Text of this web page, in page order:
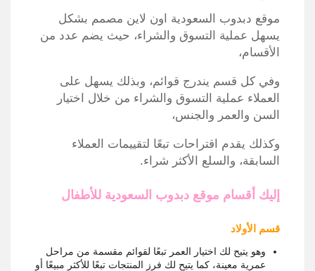
موقع دبدوب السعودية اون لاين مصمم بشكل
يسهل عملية التسوق والشراء، حيث يضم عدد من
الأقسام،
وفي كل قسم يندرج قوائم، وبذلك يسهل على
العملاء عملية التسوق والشراء من خلال اختيار
السن والعمر والجنس،
وكذلك يقدم اقتراحات تبعًا لتقييمات العملاء
السابقة، والسلع الأكثر شراء.
إليك أقسام موقع دبدوب السعودية للأطفال
قسم الأولاد
وهو يتيح لك اختيار العمر تبعًا لقوائم مقسمة من مراحل
عمرية معينة، كما يتيح لك فرز المنتجات تبعًا للأكثر مبيعًا أو